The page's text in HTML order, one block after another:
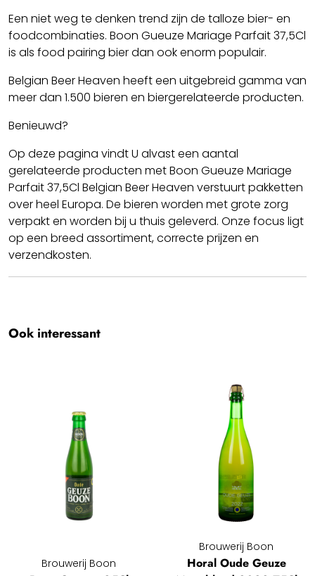
Een niet weg te denken trend zijn de talloze bier- en
foodcombinaties. Boon Gueuze Mariage Parfait 37,5Cl
is als food pairing bier dan ook enorm populair.
Belgian Beer Heaven heeft een uitgebreid gamma van
meer dan 1.500 bieren en biergerelateerde producten.
Benieuwd?
Op deze pagina vindt U alvast een aantal
gerelateerde producten met Boon Gueuze Mariage
Parfait 37,5Cl Belgian Beer Heaven verstuurt pakketten
over heel Europa. De bieren worden met grote zorg
verpakt en worden bij u thuis geleverd. Onze focus ligt
op een breed assortiment, correcte prijzen en
verzendkosten.
Team BBH
Ook interessant
Brouwerij Boon
Brouwerij Boon
Horal Oude Geuze